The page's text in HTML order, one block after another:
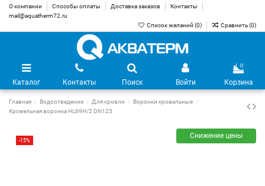
О компании Способы оплаты Доставка заказов
Контакты
mail@aquatherm72.ru
Список желаний (0) Сравнить (0)
Каталог Контакты Поиск Войти
0
Корзина
Главная Водоотведение Для кровли
Воронки кровельные
Кровельная воронка HL69H/2 DN125
-15%
Снижение цены